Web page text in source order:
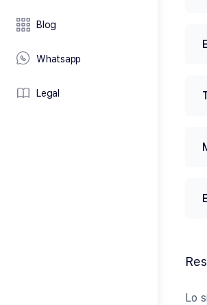
Blog
Whatsapp
Legal
Lo